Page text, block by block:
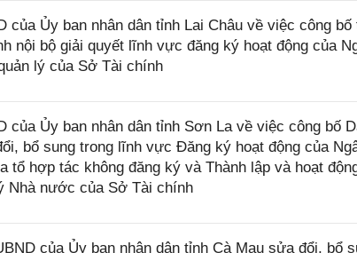
của Ủy ban nhân dân tỉnh Lai Châu về việc công
nội bộ giải quyết lĩnh vực đăng ký hoạt động của
lý của Sở Tài chính
của Ủy ban nhân dân tỉnh Sơn La về việc công bố
bổ sung trong lĩnh vực Đăng ký hoạt động của
tổ hợp tác không đăng ký và Thành lập và hoạt
Nhà nước của Sở Tài chính
của Ủy ban nhân dân tỉnh Cà Mau sửa đổi, bổ